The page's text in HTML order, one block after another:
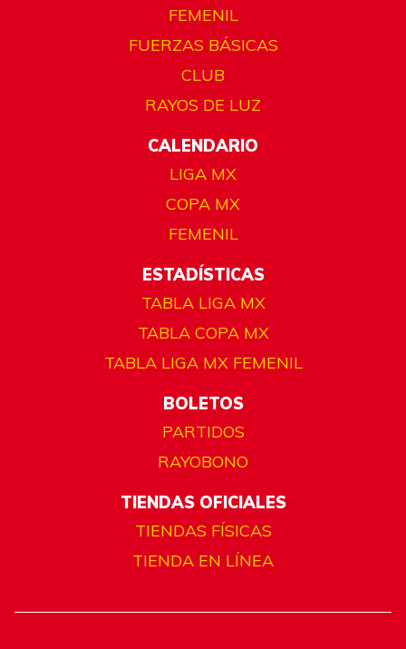
FEMENIL
FUERZAS BÁSICAS
CLUB
RAYOS DE LUZ
CALENDARIO
LIGA MX
COPA MX
FEMENIL
ESTADÍSTICAS
TABLA LIGA MX
TABLA COPA MX
TABLA LIGA MX FEMENIL
BOLETOS
PARTIDOS
RAYOBONO
TIENDAS OFICIALES
TIENDAS FÍSICAS
TIENDA EN LÍNEA